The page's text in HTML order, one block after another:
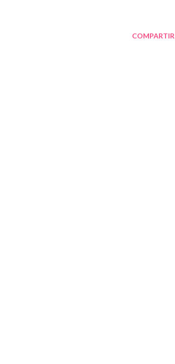
COMPARTIR